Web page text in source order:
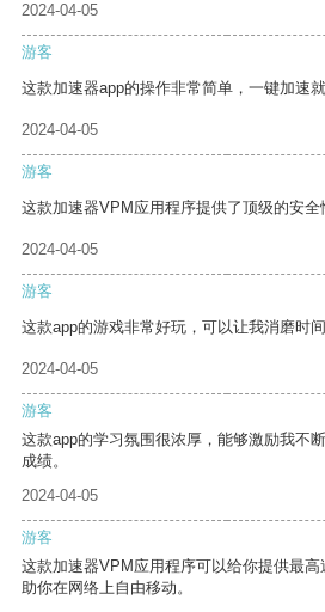
2024-04-05
游客
这款加速器app的操作非常简单，一键加速
2024-04-05
游客
这款加速器VPM应用程序提供了顶级的安全
2024-04-05
游客
这款app的游戏非常好玩，可以让我消磨时间
2024-04-05
游客
这款app的学习氛围很浓厚，能够激励我不
成绩。
2024-04-05
游客
这款加速器VPM应用程序可以给你提供最
助你在网络上自由移动。